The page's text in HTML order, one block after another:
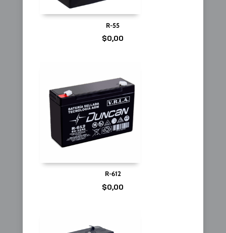
R-55
$0,00
R-612
$0,00